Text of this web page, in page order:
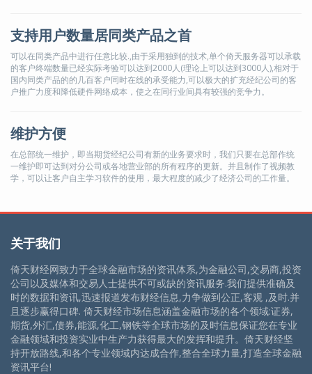
支持用户数量居同类产品之首
可以在同类产品中进行任意比较.,由于采用独到的技术,单个倚天服务器可以承载
的客户终端数量已经实际考验可以达到2000人(理论上可以达到3000人),相对于
国内同类产品的的几百客户同时在线的承受能力,可以极大的扩充经纪公司的客
户推广力度和降低硬件网络成本，使之在同行业间具有较强的竞争力。
维护方便
在总部统一维护，即当期货经纪公司有新的业务要求时，我们只要在总部作统
一维护即可达到对分公司或各地营业部的所有程序的更新。并且制作了视频教
学，可以让客户自主学习软件的使用，最大程度的减少了经济公司的工作量。
关于我们
倚天财经网致力于全球金融市场的资讯体系,为金融公司,交易商,投资
公司以及媒体和交易人士提供不可或缺的资讯服务.我们提供准确及
时的数据和资讯,迅速报道发布财经信息,力争做到公正,客观 ,及时.并
且逐步赢得口碑. 倚天财经市场信息涵盖金融市场的各个领域:证券,
期货,外汇,债券,能源,化工,钢铁等全球市场的及时信息保证您在专业
金融领域和投资实业中生产力获得最大的发挥和提升。倚天财经坚
持开放路线,和各个专业领域内达成合作,整合全球力量,打造全球金融
资讯平台!